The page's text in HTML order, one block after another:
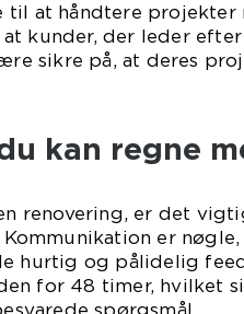
til at håndtere projekter
kunder, der leder efter
sikre på, at deres
kan regne
renovering, er det
er nøgle,
hurtig og pålidelig
for 48 timer, hvilket
spørgsmål.